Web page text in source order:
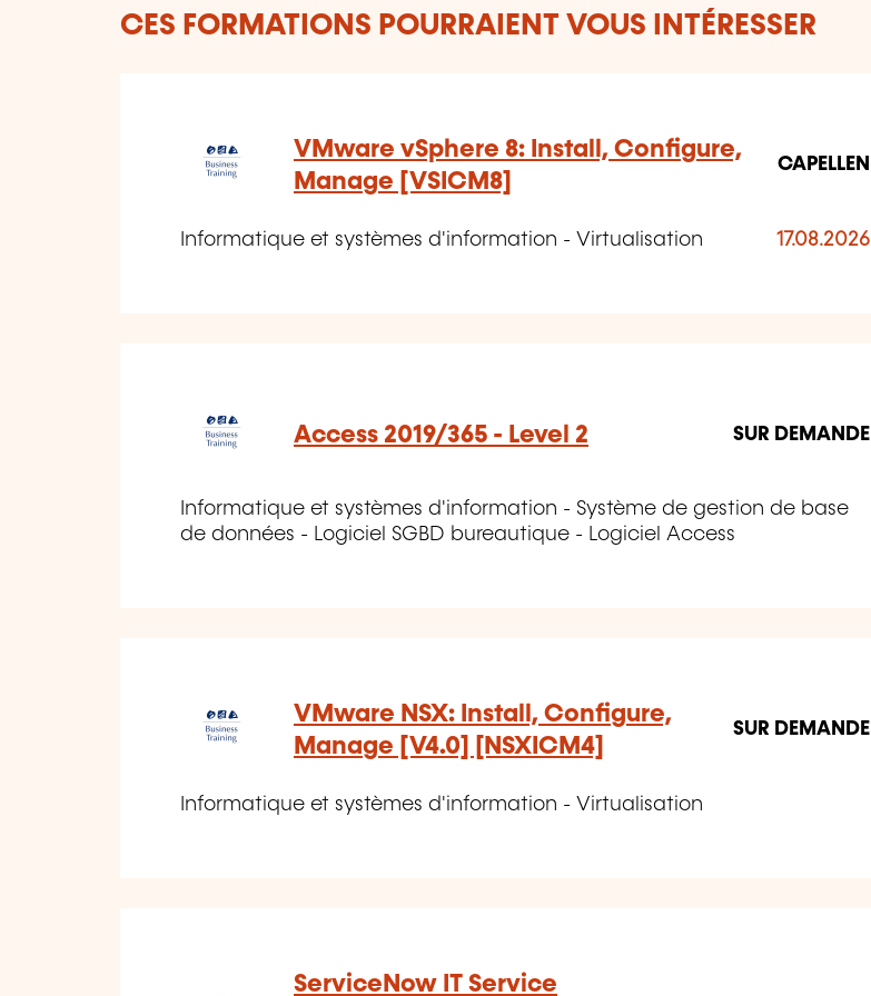
CES FORMATIONS POURRAIENT VOUS INTÉRESSER
VMware vSphere 8: Install, Configure,
Manage [VSICM8]
CAPELLEN
Informatique et systèmes d'information - Virtualisation 17.08.2026
Access 2019/365 - Level 2 SUR DEMANDE
Informatique et systèmes d'information - Système de gestion de base
de données - Logiciel SGBD bureautique - Logiciel Access
VMware NSX: Install, Configure,
Manage [V4.0] [NSXICM4]
SUR DEMANDE
Informatique et systèmes d'information - Virtualisation
ServiceNow IT Service